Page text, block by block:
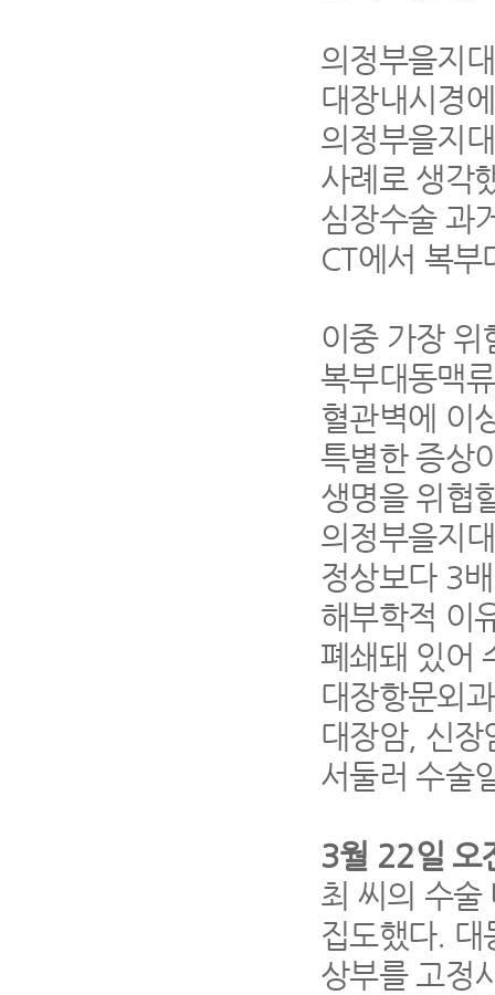
의정부을지
대장내시경
의정부을지
사례로 생각
심장수술 과
CT에서 복부
이중 가장 위
복부대동맥
혈관벽에 이
특별한 증상
생명을 위협
의정부을지
정상보다 3
해부학적 이
폐쇄돼 있어
대장항문외과
대장암, 신장
서둘러 수술
3월 22일 오
최 씨의 수술
집도했다. 대
상부를 고정